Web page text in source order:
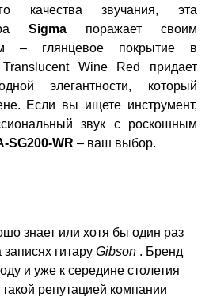
качества звучания, эта
Sigma поражает своим
– глянцевое покрытие в
Wine Red придает
элегантности, который
Если вы ищете инструмент,
звук с роскошным
SG200-WR – ваш выбор.
знает или хотя бы один раз
гитару Gibson . Бренд
и уже к середине столетия
репутацией компании